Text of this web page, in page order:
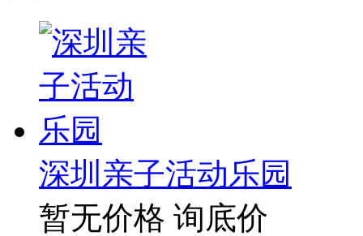
深圳亲子活动乐园
暂无价格 询底价